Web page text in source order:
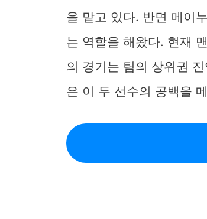
을 맡고 있다. 반면 메이
는 역할을 해왔다. 현재
의 경기는 팀의 상위권
은 이 두 선수의 공백을